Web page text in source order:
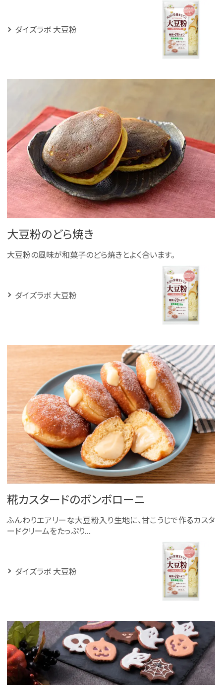
ダイズラボ 大豆粉
大豆粉のどら焼き
大豆粉の風味が和菓子のどら焼きとよく合います。
ダイズラボ 大豆粉
糀カスタードのボンボローニ
ふんわりエアリーな大豆粉入り生地に、甘こうじで作るカスタ
ードクリームをたっぷり...
ダイズラボ 大豆粉